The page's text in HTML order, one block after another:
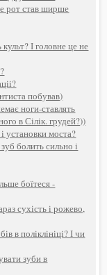
рот став ширше
І головне це не
побував)
ноги-ставлять
в Сілік. грудей?))
установки моста?
болить сильно і
боїтеся -
сухість і рожево,
в поліклініці? І чи
зуби в